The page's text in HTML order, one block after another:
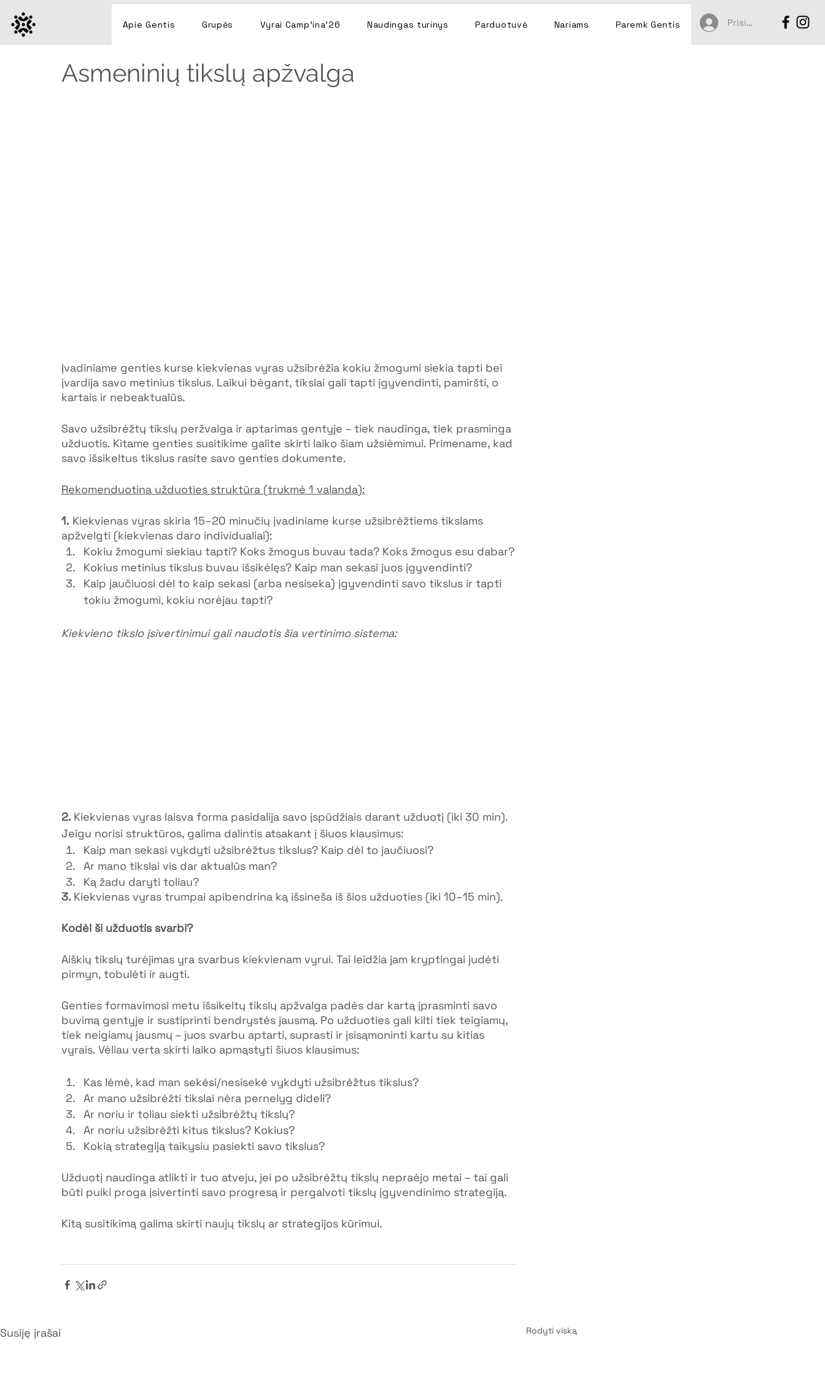
Prisijungti
Apie Gentis Grupės Vyrai Camp'ina'26 Naudingas turinys Parduotuvė Nariams Paremk Gentis
Asmeninių tikslų apžvalga
Įvadiniame genties kurse kiekvienas vyras užsibrėžia kokiu žmogumi siekia tapti bei
įvardija savo metinius tikslus. Laikui bėgant, tikslai gali tapti įgyvendinti, pamiršti, o
kartais ir nebeaktualūs.
Savo užsibrėžtų tikslų peržvalga ir aptarimas gentyje – tiek naudinga, tiek prasminga
užduotis. Kitame genties susitikime galite skirti laiko šiam užsiėmimui. Primename, kad
savo išsikeltus tikslus rasite savo genties dokumente.
Rekomenduotina užduoties struktūra (trukmė 1 valanda):
1. Kiekvienas vyras skiria 15–20 minučių įvadiniame kurse užsibrėžtiems tikslams
apžvelgti (kiekvienas daro individualiai):
Kokiu žmogumi siekiau tapti? Koks žmogus buvau tada? Koks žmogus esu dabar?
Kokius metinius tikslus buvau išsikėlęs? Kaip man sekasi juos įgyvendinti?
Kaip jaučiuosi dėl to kaip sekasi (arba nesiseka) įgyvendinti savo tikslus ir tapti
tokiu žmogumi, kokiu norėjau tapti?
Kiekvieno tikslo įsivertinimui gali naudotis šia vertinimo sistema:
2. Kiekvienas vyras laisva forma pasidalija savo įspūdžiais darant užduotį (iki 30 min).
Jeigu norisi struktūros, galima dalintis atsakant į šiuos klausimus:
Kaip man sekasi vykdyti užsibrėžtus tikslus? Kaip dėl to jaučiuosi?
Ar mano tikslai vis dar aktualūs man?
Ką žadu daryti toliau?
3. Kiekvienas vyras trumpai apibendrina ką išsineša iš šios užduoties (iki 10–15 min).
Kodėl ši užduotis svarbi?
Aiškių tikslų turėjimas yra svarbus kiekvienam vyrui. Tai leidžia jam kryptingai judėti
pirmyn, tobulėti ir augti.
Genties formavimosi metu išsikeltų tikslų apžvalga padės dar kartą įprasminti savo
buvimą gentyje ir sustiprinti bendrystės jausmą. Po užduoties gali kilti tiek teigiamų,
tiek neigiamų jausmų – juos svarbu aptarti, suprasti ir įsisąmoninti kartu su kitias
vyrais. Vėliau verta skirti laiko apmąstyti šiuos klausimus:
Kas lėmė, kad man sekėsi/nesisekė vykdyti užsibrėžtus tikslus?
Ar mano užsibrėžti tikslai nėra pernelyg dideli?
Ar noriu ir toliau siekti užsibrėžtų tikslų?
Ar noriu užsibrėžti kitus tikslus? Kokius?
Kokią strategiją taikysiu pasiekti savo tikslus?
Užduotį naudinga atlikti ir tuo atveju, jei po užsibrėžtų tikslų nepraėjo metai – tai gali
būti puiki proga įsivertinti savo progresą ir pergalvoti tikslų įgyvendinimo strategiją.
Kitą susitikimą galima skirti naujų tikslų ar strategijos kūrimui.
Susiję įrašai Rodyti viską